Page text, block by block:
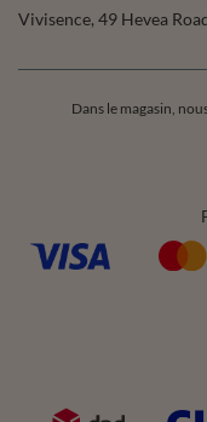
Vivisence, 49 Hevea
Dans le magasin,